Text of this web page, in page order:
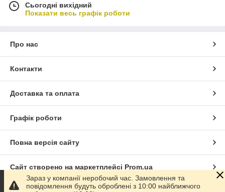
Сьогодні вихідний
Показати весь графік роботи
Про нас
Контакти
Доставка та оплата
Графік роботи
Повна версія сайту
Сайт створено на маркетплейсі Prom.ua
Зараз у компанії неробочий час. Замовлення та
повідомлення будуть оброблені з 10:00 найближчого